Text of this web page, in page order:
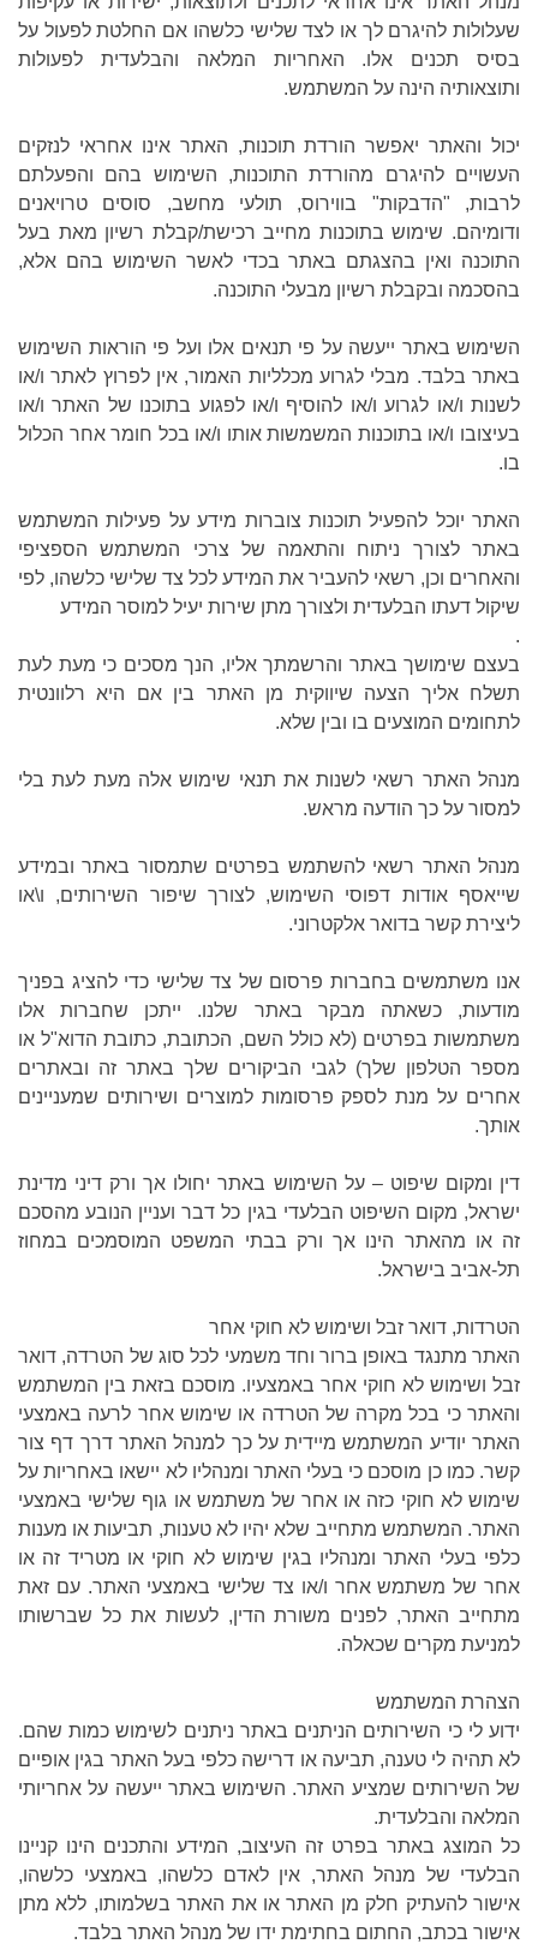
שעלולות להיגרם לך או לצד שלישי כלשהו אם החלטת לפעול על
בסיס תכנים אלו. האחריות המלאה והבלעדית לפעולות
ותוצאותיה הינה על המשתמש.
יכול והאתר יאפשר הורדת תוכנות, האתר אינו אחראי לנזקים
העשויים להיגרם מהורדת התוכנות, השימוש בהם והפעלתם
לרבות, "הדבקות" בווירוס, תולעי מחשב, סוסים טרויאנים
ודומיהם. שימוש בתוכנות מחייב רכישת/קבלת רשיון מאת בעל
התוכנה ואין בהצגתם באתר בכדי לאשר השימוש בהם אלא,
בהסכמה ובקבלת רשיון מבעלי התוכנה.
השימוש באתר ייעשה על פי תנאים אלו ועל פי הוראות השימוש
באתר בלבד. מבלי לגרוע מכלליות האמור, אין לפרוץ לאתר ו/או
לשנות ו/או לגרוע ו/או להוסיף ו/או לפגוע בתוכנו של האתר ו/או
בעיצובו ו/או בתוכנות המשמשות אותו ו/או בכל חומר אחר הכלול
בו.
האתר יוכל להפעיל תוכנות צוברות מידע על פעילות המשתמש
באתר לצורך ניתוח והתאמה של צרכי המשתמש הספציפי
והאחרים וכן, רשאי להעביר את המידע לכל צד שלישי כלשהו, לפי
שיקול דעתו הבלעדית ולצורך מתן שירות יעיל למוסר המידע
.
בעצם שימושך באתר והרשמתך אליו, הנך מסכים כי מעת לעת
תשלח אליך הצעה שיווקית מן האתר בין אם היא רלוונטית
לתחומים המוצעים בו ובין שלא.
מנהל האתר רשאי לשנות את תנאי שימוש אלה מעת לעת בלי
למסור על כך הודעה מראש.
מנהל האתר רשאי להשתמש בפרטים שתמסור באתר ובמידע
שייאסף אודות דפוסי השימוש, לצורך שיפור השירותים, ו\או
ליצירת קשר בדואר אלקטרוני.
אנו משתמשים בחברות פרסום של צד שלישי כדי להציג בפניך
מודעות, כשאתה מבקר באתר שלנו. ייתכן שחברות אלו
משתמשות בפרטים (לא כולל השם, הכתובת, כתובת הדוא"ל או
מספר הטלפון שלך) לגבי הביקורים שלך באתר זה ובאתרים
אחרים על מנת לספק פרסומות למוצרים ושירותים שמעניינים
אותך.
דין ומקום שיפוט – על השימוש באתר יחולו אך ורק דיני מדינת
ישראל, מקום השיפוט הבלעדי בגין כל דבר ועניין הנובע מהסכם
זה או מהאתר הינו אך ורק בבתי המשפט המוסמכים במחוז
תל-אביב בישראל.
הטרדות, דואר זבל ושימוש לא חוקי אחר
האתר מתנגד באופן ברור וחד משמעי לכל סוג של הטרדה, דואר
זבל ושימוש לא חוקי אחר באמצעיו. מוסכם בזאת בין המשתמש
והאתר כי בכל מקרה של הטרדה או שימוש אחר לרעה באמצעי
האתר יודיע המשתמש מיידית על כך למנהל האתר דרך דף צור
קשר. כמו כן מוסכם כי בעלי האתר ומנהליו לא יישאו באחריות על
שימוש לא חוקי כזה או אחר של משתמש או גוף שלישי באמצעי
האתר. המשתמש מתחייב שלא יהיו לא טענות, תביעות או מענות
כלפי בעלי האתר ומנהליו בגין שימוש לא חוקי או מטריד זה או
אחר של משתמש אחר ו/או צד שלישי באמצעי האתר. עם זאת
מתחייב האתר, לפנים משורת הדין, לעשות את כל שברשותו
למניעת מקרים שכאלה.
הצהרת המשתמש
ידוע לי כי השירותים הניתנים באתר ניתנים לשימוש כמות שהם.
לא תהיה לי טענה, תביעה או דרישה כלפי בעל האתר בגין אופיים
של השירותים שמציע האתר. השימוש באתר ייעשה על אחריותי
המלאה והבלעדית.
כל המוצג באתר בפרט זה העיצוב, המידע והתכנים הינו קניינו
הבלעדי של מנהל האתר, אין לאדם כלשהו, באמצעי כלשהו,
אישור להעתיק חלק מן האתר או את האתר בשלמותו, ללא מתן
אישור בכתב, החתום בחתימת ידו של מנהל האתר בלבד.